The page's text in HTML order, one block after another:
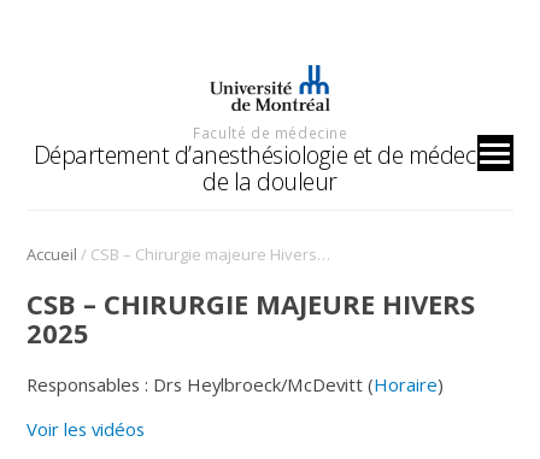
Faculté de médecine
Département d’anesthésiologie et de médecine
de la douleur
Accueil / CSB – Chirurgie majeure Hivers 2025
CSB – CHIRURGIE MAJEURE HIVERS
2025
Responsables : Drs Heylbroeck/McDevitt (Horaire)
Voir les vidéos